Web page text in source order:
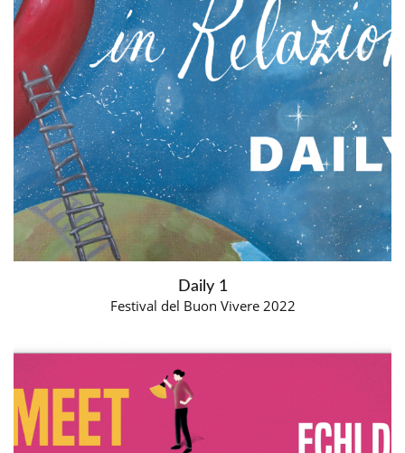
Daily 1
Festival del Buon Vivere 2022